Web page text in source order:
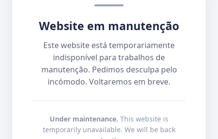
Website em manutenção
Este website está temporariamente
indisponível para trabalhos de
manutenção. Pedimos desculpa pelo
incómodo. Voltaremos em breve.
Under maintenance. This website is
temporarily unavailable. We will be back